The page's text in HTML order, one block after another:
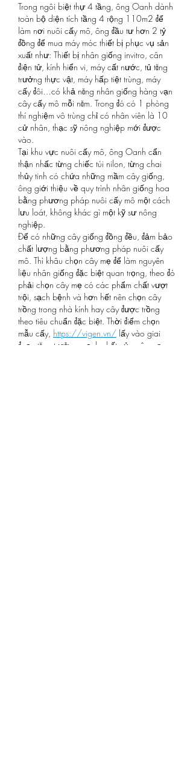
Trong ngôi biệt thự 4 tầng, ông Oanh dành
toàn bộ diện tích tầng 4 rộng 110m2 để
làm nơi nuôi cấy mô, ông đầu tư hơn 2 tỷ
đồng để mua máy móc thiết bị phục vụ sản
xuất như: Thiết bị nhân giống invitro, cân
điện tử, kính hiển vi, máy cất nước, tủ tăng
trưởng thực vật, máy hấp tiệt trùng, máy
cấy đôi…có khả năng nhân giống hàng vạn
cây cấy mô mỗi năm. Trong đó có 1 phòng
thí nghiệm vô trùng chỉ có nhân viên là 10
cử nhân, thạc sỹ nông nghiệp mới được
vào.
Tại khu vực nuôi cấy mô, ông Oanh cẩn
thận nhấc từng chiếc túi nilon, từng chai
thủy tinh có chứa những mầm cây giống,
ông giới thiệu về quy trình nhân giống hoa
bằng phương pháp nuôi cấy mô một cách
lưu loát, không khác gì một kỹ sư nông
nghiệp.
Để có những cây giống đồng đều, đảm bảo
chất lượng bằng phương pháp nuôi cấy
mô. Thì khâu chọn cây mẹ để làm nguyên
liệu nhân giống đặc biệt quan trọng, theo đó
phải chọn cây mẹ có các phẩm chất vượt
trội, sạch bệnh và hơn hết nên chọn cây
trồng trong nhà kính hay cây được trồng
theo tiêu chuẩn đặc biệt. Thời điểm chọn
mẫu cấy, https://vigen.vn/ lấy vào giai
đoạn tăng trưởng mạnh nhất của cây mẹ.